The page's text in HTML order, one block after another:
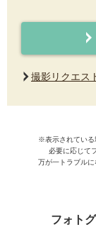
撮影リクエス
※表示されている
必要に応じて
万が一トラブルに
フォト